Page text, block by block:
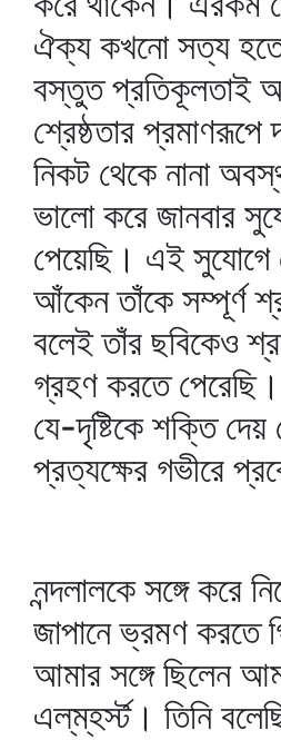
ঐক্য কখনো সত্য হতে
বস্তুত প্রতিকূলতাই
শ্রেষ্ঠতার
নিকট থেকে নানা
ভালো করে জানবার
পেয়েছি। এই সুযোগে
আঁকেন তাঁকে সম্পূর্ণ
বলেই তাঁর ছবিকেও
গ্রহণ করতে
যে-দৃষ্টিকে শক্তি দেয়
প্রত্যক্ষের গভীরে
নন্দলালকে সঙ্গে করে
জাপানে ভ্রমণ করতে
আমার সঙ্গে ছিলেন
এল্‌ম্‌হর্স্ট। তিনি